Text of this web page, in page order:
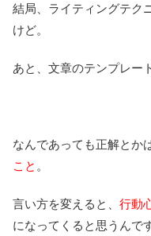
結局、ライティングテク
けど。
あと、文章のテンプレー
なんであっても正解とか
こと 。
言い方を変えると、 行動
になってくると思うんです